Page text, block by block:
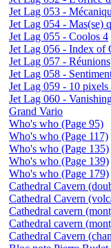
Jet Lag 053 -
Jet Lag 054 - Mas(se)
Jet Lag 055 - Coolos 4
Jet Lag 056 - Index of
Jet Lag 057 - Réunions
Jet Lag 058 -
Jet Lag 059 - 10 pixels
Jet Lag 060 -
Grand Vario
Who's who (Page 95)
Who's who (Page 117)
Who's who (Page 135)
Who's who (Page 139)
Who's who (Page 179)
Cathedral Cavern
Cathedral Cavern
Cathedral cavern
Cathedral cavern
Cathedral Cavern